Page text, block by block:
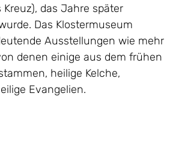
Kreuz), das Jahre später
Das Klostermuseum
Ausstellungen wie mehr
denen einige aus dem frühen
heilige Kelche,
Evangelien.